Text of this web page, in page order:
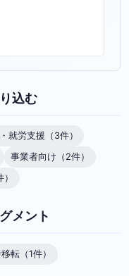
込む
就労支援（3件）
事業者向け（2件）
メント
転（1件）